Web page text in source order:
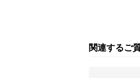
関連するご